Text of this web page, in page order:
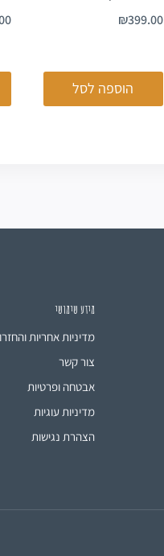
₪399.00
הוספה לסל
מידע שימושי
מדיניות אחריות
צור קשר
אבטחה ופרטיות
מדיניות עוגיות
הצהרת נגישות